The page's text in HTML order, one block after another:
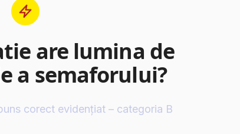
are lumina de
a semaforului?
corect evidențiat – categoria B